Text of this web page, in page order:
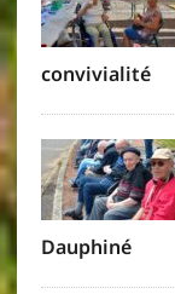
convivialité
Dauphiné